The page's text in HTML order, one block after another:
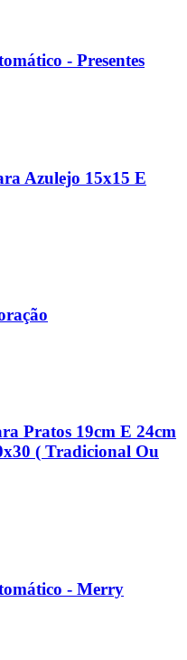
- Presentes
Azulejo 15x15 E
Pratos 19cm E 24cm
( Tradicional Ou
- Merry